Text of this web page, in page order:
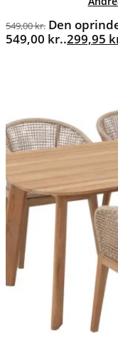
549,00kr. Den
549,00 kr..299,95